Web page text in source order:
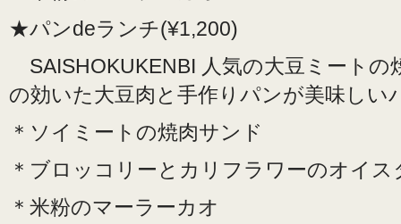
★パンdeランチ(¥1,200)
SAISHOKUKENBI 人気の大豆ミート
の効いた大豆肉と手作りパンが美味しい
＊ソイミートの焼肉サンド
＊ブロッコリーとカリフラワーのオイス
＊米粉のマーラーカオ